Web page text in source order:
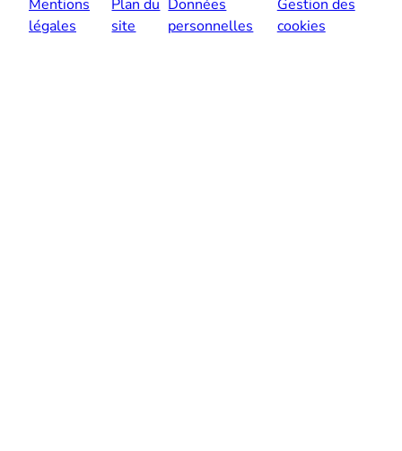
Mentions
légales
Plan du
site
Données
personnelles
Gestion des
cookies